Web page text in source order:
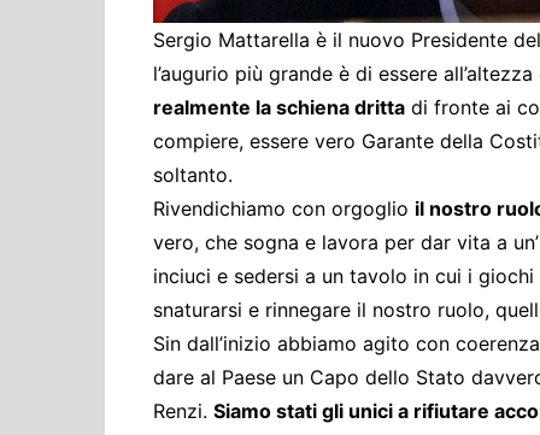
Lavoro
Rifiuti
Sergio Mattarella è il nuovo Presidente
l’augurio più grande è di essere
realmente la schiena dritta di fronte ai
compiere, essere vero Garante della
soltanto.
Rivendichiamo con orgoglio il nostro
vero, che sogna e lavora per dar vita a
inciuci e sedersi a un tavolo in cui i
snaturarsi e rinnegare il nostro ruolo,
Sin dall’inizio abbiamo agito con
dare al Paese un Capo dello Stato
Renzi. Siamo stati gli unici a rifiutare